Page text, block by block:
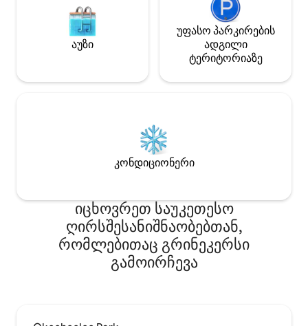
აუზი
უფასო პარკირების
ადგილი
ტერიტორიაზე
კონდიციონერი
იცხოვრეთ საუკეთესო
ღირსშესანიშნაობებთან,
რომლებითაც გრინეკერსი
გამოირჩევა